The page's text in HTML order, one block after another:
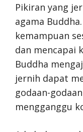
Pikiran yang
agama
kemampuan
dan mencapai
Buddha
jernih dapat
godaan-
mengganggu